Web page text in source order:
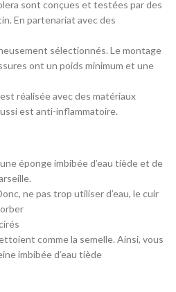
sont conçues et testées par des
En partenariat avec des
sélectionnés. Le montage
ont un poids minimum et une
réalisée avec des matériaux
est anti-inflammatoire.
éponge imbibée d’eau tiède et de
ne pas trop utiliser d’eau, le cuir
comme la semelle. Ainsi, vous
imbibée d’eau tiède